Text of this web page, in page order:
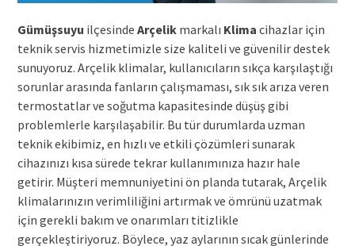
Gümüşsuyu ilçesinde Arçelikmarkalı Klima cihazlar için
teknik servis hizmetimizle size kaliteli ve güvenilir destek
sunuyoruz. Arçelik klimalar, kullanıcıların sıkça karşılaştığı
sorunlar arasında fanların çalışmaması, sık sık arıza veren
termostatlar ve soğutma kapasitesinde düşüş gibi
problemlerle karşılaşabilir. Bu tür durumlarda uzman
teknik ekibimiz, en hızlı ve etkili çözümleri sunarak
cihazınızı kısa sürede tekrar kullanımınıza hazır hale
getirir. Müşteri memnuniyetini ön planda tutarak, Arçelik
klimalarınızın verimliliğini artırmak ve ömrünü uzatmak
için gerekli bakım ve onarımları titizlikle
gerçekleştiriyoruz. Böylece, yaz aylarının sıcak günlerinde